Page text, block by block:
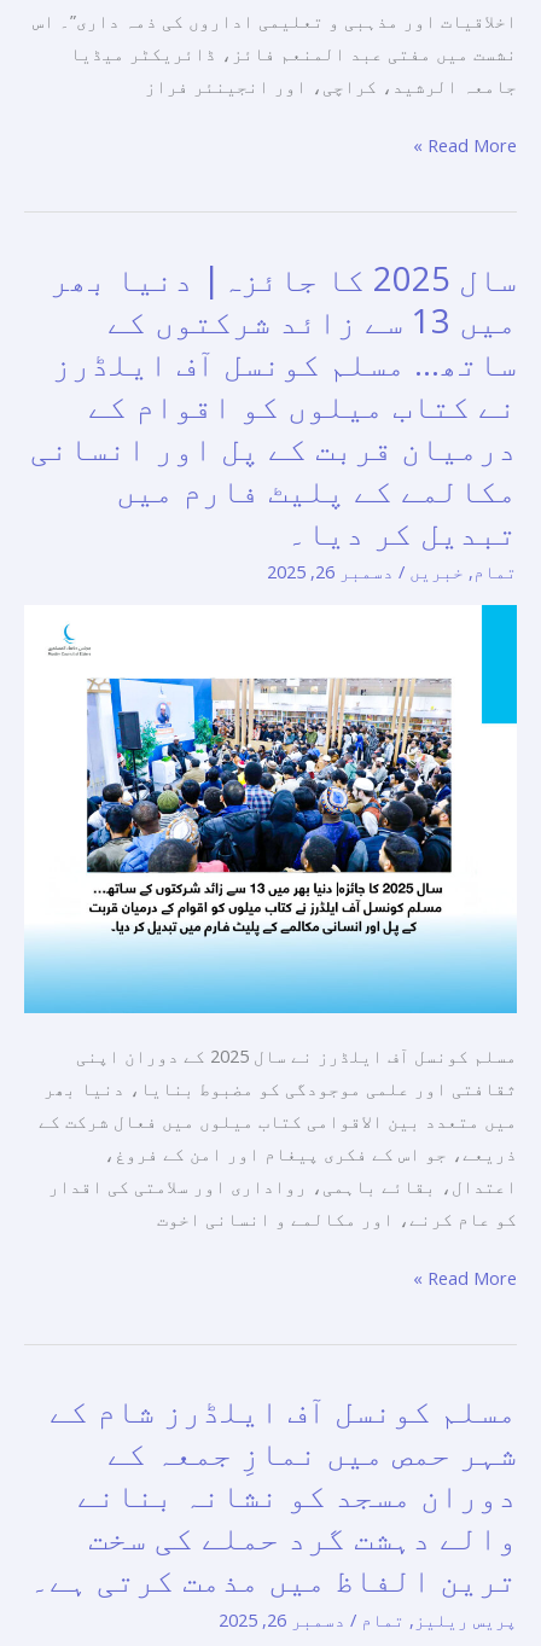
اخلاقیات اور مذہبی و تعلیمی اداروں کی ذمہ داری”۔ اس
نشست میں مفتی عبد المنعم فائز، ڈائریکٹر میڈیا
جامعہ الرشید، کراچی، اور انجینئر فراز
Read More »
سال 2025 کا جائزہ| دنیا بھر
میں 13 سے زائد شرکتوں کے
ساتھ… مسلم کونسل آف ایلڈرز
نے کتاب میلوں کو اقوام کے
درمیان قربت کے پل اور انسانی
مکالمے کے پلیٹ فارم میں
تبدیل کر دیا۔
تمام, خبریں / دسمبر 26, 2025
مسلم کونسل آف ایلڈرز نے سال 2025 کے دوران اپنی
ثقافتی اور علمی موجودگی کو مضبوط بنایا، دنیا بھر
میں متعدد بین الاقوامی کتاب میلوں میں فعال شرکت کے
ذریعے، جو اس کے فکری پیغام اور امن کے فروغ،
اعتدال، بقائے باہمی، رواداری اور سلامتی کی اقدار
کو عام کرنے، اور مکالمے و انسانی اخوت
سال
کا
جائزہ|
دنیا
میں
13
سے
زائد
کونسل
کو
اقوام
کے
درمیان
قربت
کے
پل
اور
انسانی
مکالمے
پلیٹ
میں
کر
Read More »
مسلم کونسل آف ایلڈرز شام کے
شہر حمص میں نمازِ جمعہ کے
دوران مسجد کو نشانہ بنانے
والے دہشت گرد حملے کی سخت
ترین الفاظ میں مذمت کرتی ہے۔
پریس ریلیز , تمام / دسمبر 26, 2025
آف
ایلڈرز
شام
شہر
حمص